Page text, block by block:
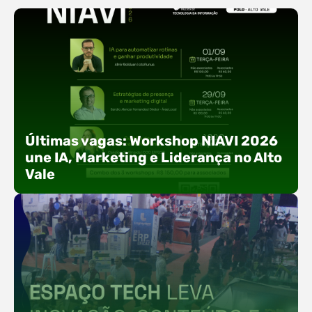
Últimas vagas: Workshop NIAVI 2026
une IA, Marketing e Liderança no Alto
Vale
Com o objetivo de impulsionar a produtividade, a